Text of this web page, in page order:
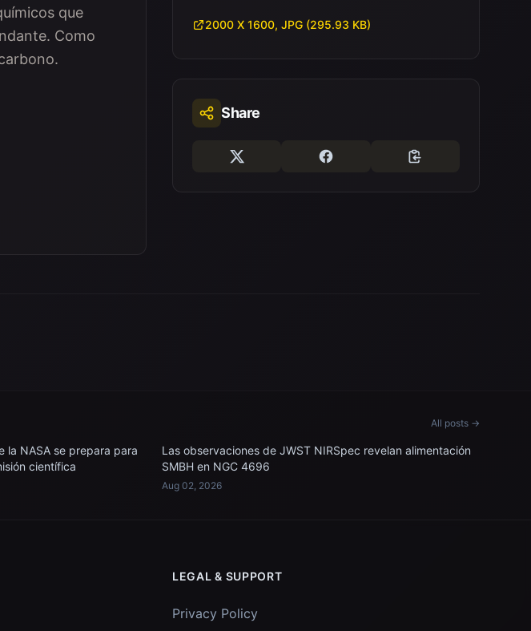
que
Como
2000 X 1600, JPG (295.93 KB)
Share
All posts →
la NASA se prepara para
científica
Las observaciones de JWST NIRSpec revelan alimentación
SMBH en NGC 4696
Aug 02, 2026
LEGAL & SUPPORT
Privacy Policy